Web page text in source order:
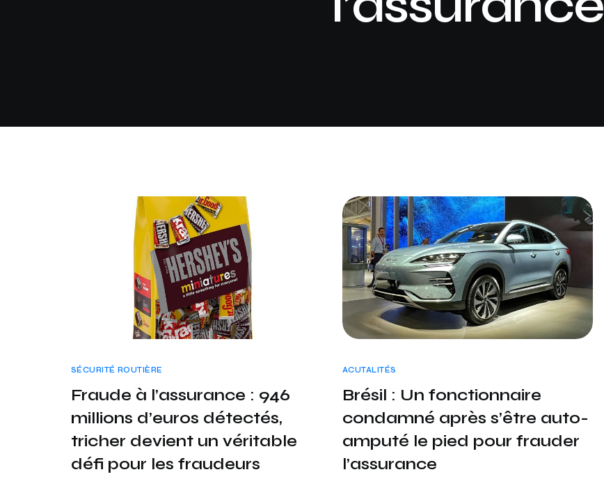
SÉCURITÉ ROUTIÈRE
Fraude à l’assurance : 946
millions d’euros détectés,
tricher devient un véritable
défi pour les fraudeurs
ACUTALITÉS
Brésil : Un fonctionnaire
condamné après s’être auto-
amputé le pied pour frauder
l’assurance